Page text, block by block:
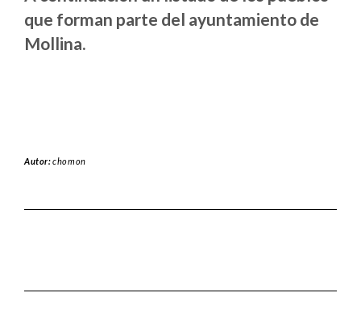
que forman parte del ayuntamiento de
Mollina.
Autor:chomon